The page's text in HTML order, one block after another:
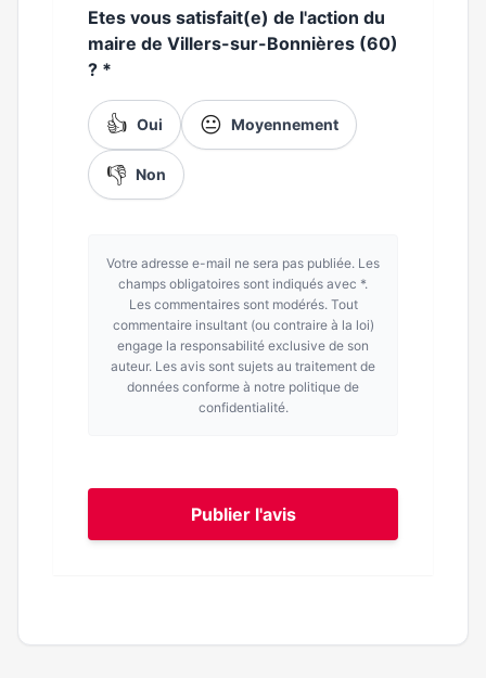
Etes vous satisfait(e) de l'action du
maire de Villers-sur-Bonnières (60)
? *
👍 Oui 😐 Moyennement
👎 Non
Votre adresse e-mail ne sera pas publiée. Les
champs obligatoires sont indiqués avec *.
Les commentaires sont modérés. Tout
commentaire insultant (ou contraire à la loi)
engage la responsabilité exclusive de son
auteur. Les avis sont sujets au traitement de
données conforme à notre politique de
confidentialité.
Publier l'avis